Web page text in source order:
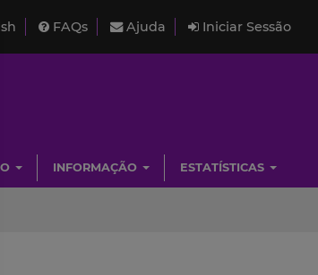
FAQs Ajuda Iniciar Sessão
INFORMAÇÃO ESTATÍSTICAS